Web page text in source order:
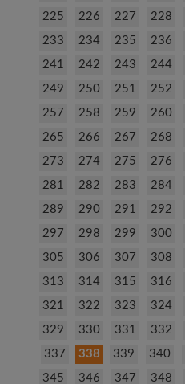
225
226 227 228
233
234 235 236
241
242 243 244
249
250 251 252
257
258 259 260
265
266 267 268
273
274 275 276
281
282 283 284
289
290 291 292
297
298 299 300
305
306 307 308
313
314 315 316
321
322 323 324
329
330 331 332
337
338 339 340
345
346 347 348